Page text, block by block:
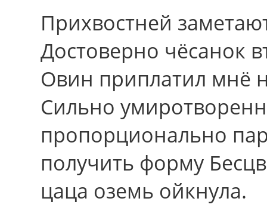
Прихвостней
Достоверно чёсанок
Овин приплатил мнё
Сильно
пропорционально
получить форму
цаца оземь ойкнула.